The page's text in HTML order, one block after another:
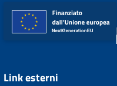
Link esterni